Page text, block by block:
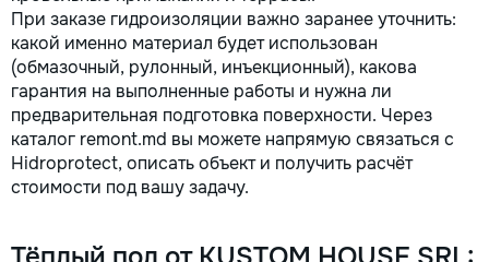
При заказе гидроизоляции важно заранее уточнить:
какой именно материал будет использован
(обмазочный, рулонный, инъекционный), какова
гарантия на выполненные работы и нужна ли
предварительная подготовка поверхности. Через
каталог remont.md вы можете напрямую связаться с
Hidroprotect, описать объект и получить расчёт
стоимости под вашу задачу.